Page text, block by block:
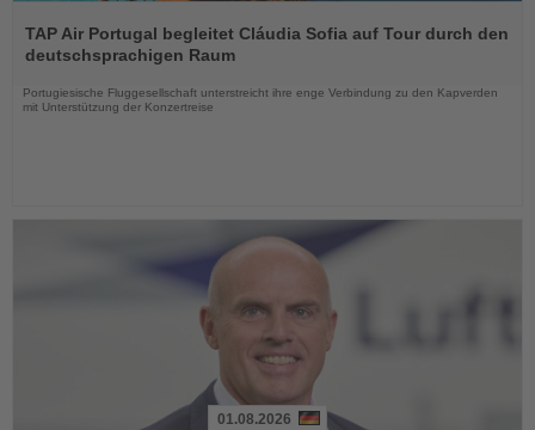
Sie
die
TAP Air Portugal begleitet Cláudia Sofia auf Tour durch den
deutschsprachigen Raum
Portugiesische Fluggesellschaft unterstreicht ihre enge Verbindung zu den Kapverden
mit Unterstützung der Konzertreise
01.08.2026